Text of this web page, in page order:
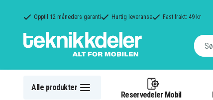
Opptil 12 måneders garanti Hurtig leveranse Fast frakt: 49 kr
Alle produkter
Reservedeler Mobil